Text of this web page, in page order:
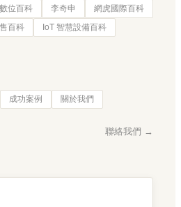
位百科 李奇申
網虎國際百科
百科
IoT 智慧設備百科
成功案例 關於我們
聯絡我們 →